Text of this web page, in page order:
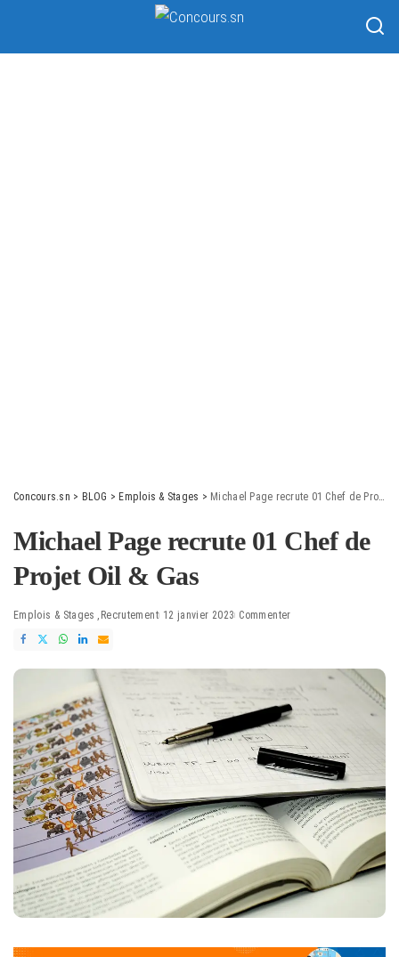
Concours.sn > BLOG > Emplois & Stages > Michael Page recrute 01 Chef de Projet Oil & Gas
Michael Page recrute 01 Chef de
Projet Oil & Gas
Emplois & Stages Recrutement 12 janvier 2023 Commenter